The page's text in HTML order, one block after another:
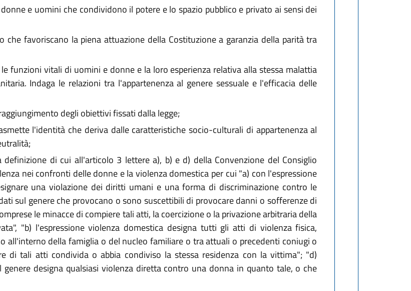
e uomini che condividono il potere e lo spazio pubblico e privato ai sensi dei
favoriscano la piena attuazione della Costituzione a garanzia della parità tra
funzioni vitali di uomini e donne e la loro esperienza relativa alla stessa malattia
Indaga le relazioni tra l'appartenenza al genere sessuale e l'efficacia delle
degli obiettivi fissati dalla legge;
l'identità che deriva dalle caratteristiche socio-culturali di appartenenza al
di cui all'articolo 3 lettere a), b) e d) della Convenzione del Consiglio
nei confronti delle donne e la violenza domestica per cui "a) con l'espressione
una violazione dei diritti umani e una forma di discriminazione contro le
sul genere che provocano o sono suscettibili di provocare danni o sofferenze di
le minacce di compiere tali atti, la coercizione o la privazione arbitraria della
"b) l'espressione violenza domestica designa tutti gli atti di violenza fisica,
all'interno della famiglia o del nucleo familiare o tra attuali o precedenti coniugi o
di tali atti condivida o abbia condiviso la stessa residenza con la vittima"; "d)
designa qualsiasi violenza diretta contro una donna in quanto tale, o che